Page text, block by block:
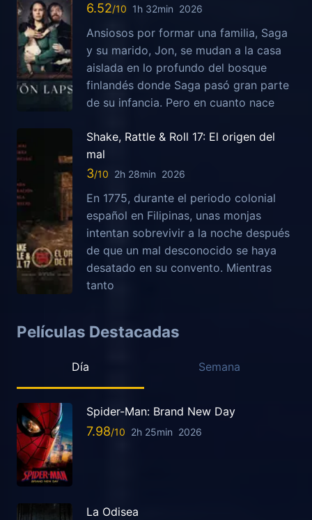
6.52 1h 32min 2026
Ansiosos por formar una familia, Saga
y su marido, Jon, se mudan a la casa
aislada en lo profundo del bosque
finlandés donde Saga pasó gran parte
de su infancia. Pero en cuanto nace
Shake, Rattle & Roll 17: El origen del
mal
3 2h 28min 2026
En 1775, durante el periodo colonial
español en Filipinas, unas monjas
intentan sobrevivir a la noche después
de que un mal desconocido se haya
desatado en su convento. Mientras
tanto
Películas Destacadas
Día Semana
Spider-Man: Brand New Day
7.98 2h 25min 2026
La Odisea